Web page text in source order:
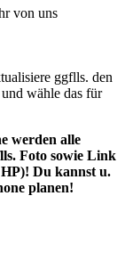
von uns
ggflls. den
wähle das für
werden alle
Foto sowie Link
Du kannst u.
planen!